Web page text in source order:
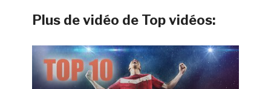
Plus de vidéo de Top vidéos: